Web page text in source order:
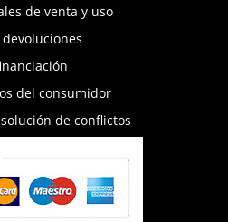
de venta y uso
del consumidor
de conflictos